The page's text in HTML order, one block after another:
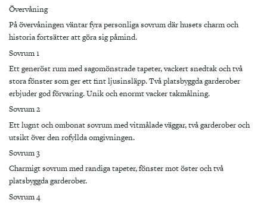
Övervåning
På övervåningen väntar fyra personliga sovrum där husets charm och
historia fortsätter att göra sig påmind.
Sovrum 1
Ett generöst rum med sagomönstrade tapeter, vackert snedtak och två
stora fönster som ger ett fint ljusinsläpp. Två platsbyggda garderober
erbjuder god förvaring. Unik och enormt vacker takmålning.
Sovrum 2
Ett lugnt och ombonat sovrum med vitmålade väggar, två garderober och
utsikt över den rofyllda omgivningen.
Sovrum 3
Charmigt sovrum med randiga tapeter, fönster mot öster och två
platsbyggda garderober.
Sovrum 4